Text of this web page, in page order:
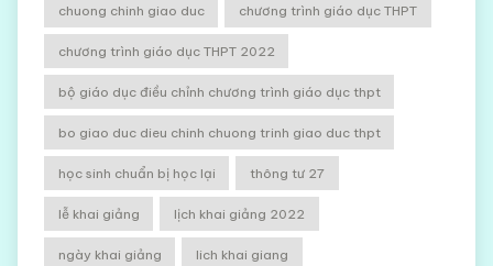
chuong chinh giao duc chương trình giáo dục THPT
chương trình giáo dục THPT 2022
bộ giáo dục điều chỉnh chương trình giáo dục thpt
bo giao duc dieu chinh chuong trinh giao duc thpt
học sinh chuẩn bị học lại thông tư 27
lễ khai giảng lịch khai giảng 2022
ngày khai giảng lich khai giang